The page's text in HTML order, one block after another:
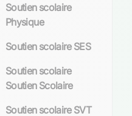
Soutien scolaire
Physique
Soutien scolaire SES
Soutien scolaire
Soutien Scolaire
Soutien scolaire SVT